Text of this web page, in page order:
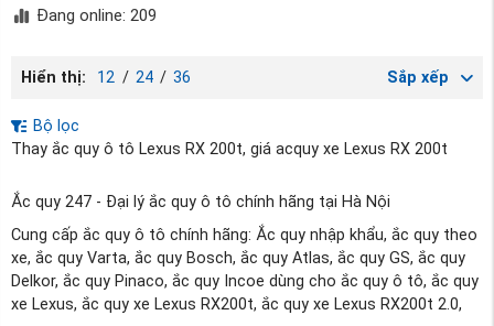
Đang online: 209
Hiển thị: 12 / 24 / 36 Sắp xếp
Bộ lọc
Thay ắc quy ô tô Lexus RX 200t, giá acquy xe Lexus RX 200t
Ắc quy 247 - Đại lý ắc quy ô tô chính hãng tại Hà Nội
Cung cấp ắc quy ô tô chính hãng: Ắc quy nhập khẩu, ắc quy theo
xe, ắc quy Varta, ắc quy Bosch, ắc quy Atlas, ắc quy GS, ắc quy
Delkor, ắc quy Pinaco, ắc quy Incoe dùng cho ắc quy ô tô, ắc quy
xe Lexus, ắc quy xe Lexus RX200t, ắc quy xe Lexus RX200t 2.0,